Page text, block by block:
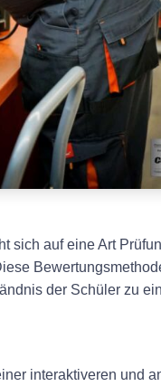
sich auf eine Art
der Schüler zu
interaktiveren und